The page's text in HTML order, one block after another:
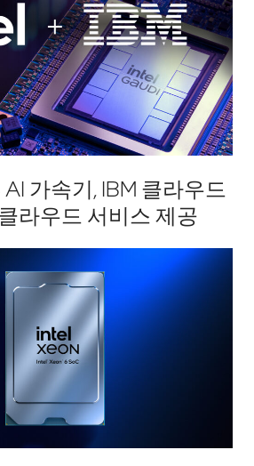
가속기, IBM 클라우드
라우드 서비스 제공